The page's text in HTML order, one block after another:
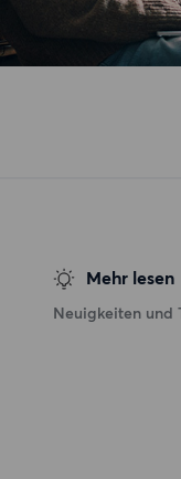
Mehr lesen
Neuigkeiten und